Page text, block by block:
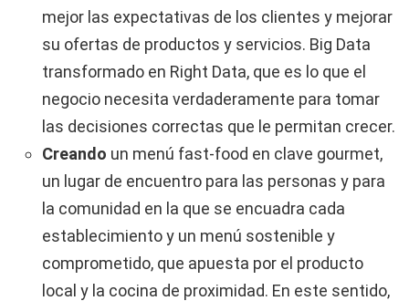
mejor las expectativas de los clientes y mejorar
su ofertas de productos y servicios. Big Data
transformado en Right Data, que es lo que el
negocio necesita verdaderamente para tomar
las decisiones correctas que le permitan crecer.
Creando un menú fast-food en clave gourmet,
un lugar de encuentro para las personas y para
la comunidad en la que se encuadra cada
establecimiento y un menú sostenible y
comprometido, que apuesta por el producto
local y la cocina de proximidad. En este sentido,